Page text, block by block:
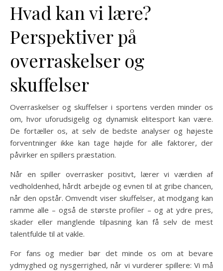
Hvad kan vi lære?
Perspektiver på
overraskelser og
skuffelser
Overraskelser og skuffelser i sportens verden minder os
om, hvor uforudsigelig og dynamisk elitesport kan være.
De fortæller os, at selv de bedste analyser og højeste
forventninger ikke kan tage højde for alle faktorer, der
påvirker en spillers præstation.
Når en spiller overrasker positivt, lærer vi værdien af
vedholdenhed, hårdt arbejde og evnen til at gribe chancen,
når den opstår. Omvendt viser skuffelser, at modgang kan
ramme alle – også de største profiler – og at ydre pres,
skader eller manglende tilpasning kan få selv de mest
talentfulde til at vakle.
For fans og medier bør det minde os om at bevare
ydmyghed og nysgerrighed, når vi vurderer spillere: Vi må